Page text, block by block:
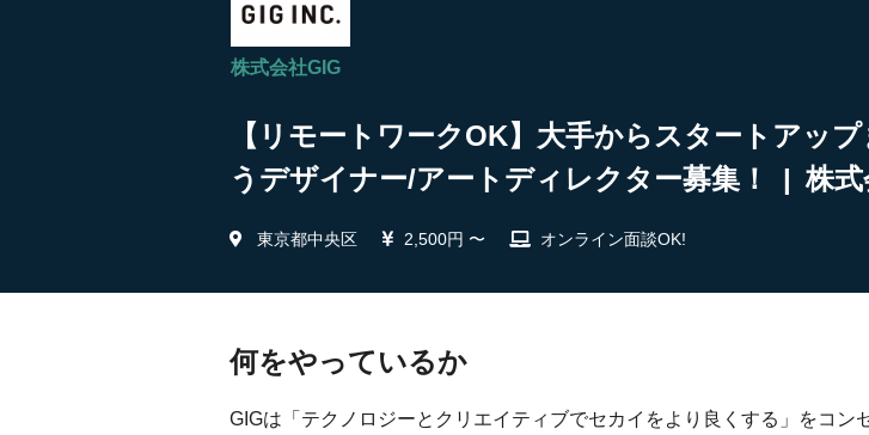
株式会社GIG
【リモートワークOK】大手からスタートアッ
うデザイナー/アートディレクター募集！ | 株式
東京都中央区 2,500円 〜 オンライン面談OK!
何をやっているか
GIGは「テクノロジーとクリエイティブでセカイをより良くする」をコン